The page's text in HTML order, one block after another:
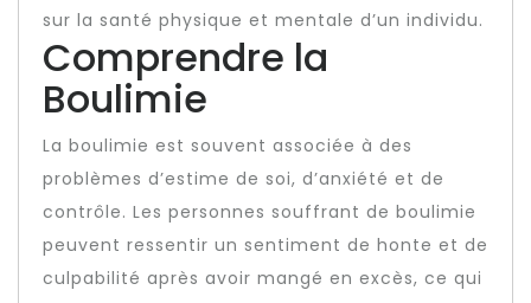
sur la santé physique et mentale d’un individu.
Comprendre la
Boulimie
La boulimie est souvent associée à des
problèmes d’estime de soi, d’anxiété et de
contrôle. Les personnes souffrant de boulimie
peuvent ressentir un sentiment de honte et de
culpabilité après avoir mangé en excès, ce qui